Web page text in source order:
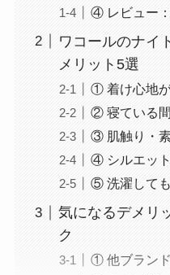
④ レビュー
ワコールのナイ
メリット5選
① 着け心地
② 寝ている
③ 肌触り・
④ シルエッ
⑤ 洗濯して
気になるデメリ
ク
① 他ブラン